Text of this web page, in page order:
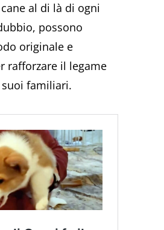
al di là di ogni
possono
originale e
rafforzare il legame
familiari.